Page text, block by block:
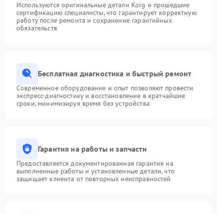
Используются оригинальные детали Korg и прошедшие
сертификацию специалисты, что гарантирует корректную
работу после ремонта и сохранение гарантийных
обязательств
Бесплатная диагностика и быстрый ремонт
Современное оборудование и опыт позволяют провести
экспресс-диагностику и восстановление в кратчайшие
сроки, минимизируя время без устройства
Гарантия на работы и запчасти
Предоставляется документированная гарантия на
выполненные работы и установленные детали, что
защищает клиента от повторных неисправностей